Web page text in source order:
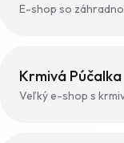
E-shop so
Krmivá Púčalka
Veľký e-shop s